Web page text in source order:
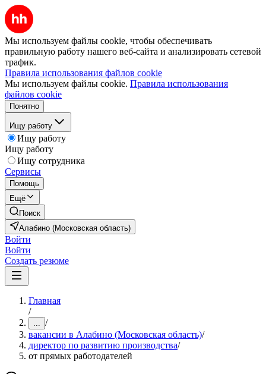
Мы используем файлы cookie, чтобы обеспечивать
правильную работу нашего веб-сайта и анализировать сетевой
трафик.
Правила использования файлов cookie
Мы используем файлы cookie. Правила использования
файлов cookie
Понятно
Ищу работу
Ищу работу
Ищу работу
Ищу сотрудника
Сервисы
Помощь
Ещё
Поиск
Алабино (Московская область)
Войти
Войти
Создать резюме
Главная
/
... /
вакансии в Алабино (Московская область)/
директор по развитию производства/
от прямых работодателей